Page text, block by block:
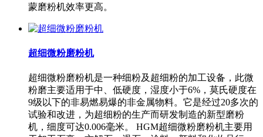
蒙磨粉机效率更高。
超细微粉磨粉机
超细微粉磨粉机是一种细粉及超细粉的加工设备，此微
粉磨主要适用于中、低硬度，湿度小于6%，莫氏硬度在
9级以下的非易燃易爆的非金属物料。它是经过20多次的
试验和改进，为超细粉的生产而研发制造的新型磨粉
机，细度可达0.006毫米。 HGM超细微粉磨粉机主要用